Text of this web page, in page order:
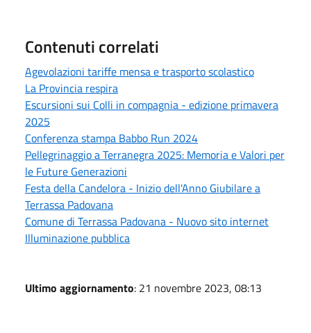
Contenuti correlati
Agevolazioni tariffe mensa e trasporto scolastico
La Provincia respira
Escursioni sui Colli in compagnia - edizione primavera
2025
Conferenza stampa Babbo Run 2024
Pellegrinaggio a Terranegra 2025: Memoria e Valori per
le Future Generazioni
Festa della Candelora - Inizio dell'Anno Giubilare a
Terrassa Padovana
Comune di Terrassa Padovana - Nuovo sito internet
Illuminazione pubblica
Ultimo aggiornamento: 21 novembre 2023, 08:13